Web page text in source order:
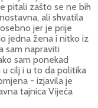
pitali zašto se ne bih
ali shvatila
jer je prije
jedna žena i nitko iz
sam napraviti
sam ponekad
cilj i u to da politika
- izjavila je
tajnica Vijeća